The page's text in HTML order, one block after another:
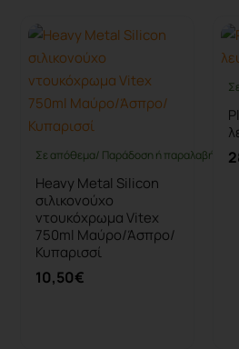
Σε απόθεμα/ Παράδοση ή παραλαβή έως
Heavy Metal Silicon
σιλικονούχο
ντουκόχρωμα Vitex
750ml Μαύρο/Άσπρο/
Κυπαρισσί
10,50€